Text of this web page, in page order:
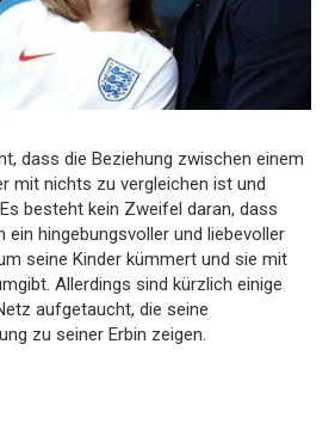
dass die Beziehung zwischen einem
mit nichts zu vergleichen ist und
besteht kein Zweifel daran, dass
ein hingebungsvoller und liebevoller
seine Kinder kümmert und sie mit
Allerdings sind kürzlich einige
aufgetaucht, die seine
zu seiner Erbin zeigen.